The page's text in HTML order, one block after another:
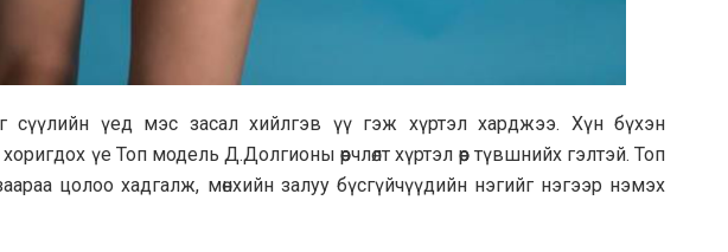
үед мэс засал хийлгэв үү гэж хүртэл харджээ. Хүн бүхэн
үе Топ модель Д.Долгионы өөрчлөлт хүртэл өөр түвшнийх гэлтэй. Топ
цолоо хадгалж, мөнхийн залуу бүсгүйчүүдийн нэгийг нэгээр нэмэх